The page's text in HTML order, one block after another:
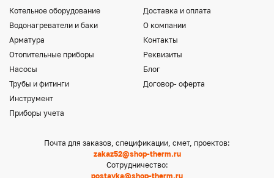
Котельное оборудование
Водонагреватели и баки
Арматура
Отопительные приборы
Насосы
Трубы и фитинги
Инструмент
Приборы учета
Доставка и оплата
О компании
Контакты
Реквизиты
Блог
Договор- оферта
Почта для заказов, спецификации, смет, проектов:
zakaz52@shop-therm.ru
Сотрудничество:
postavka@shop-therm.ru